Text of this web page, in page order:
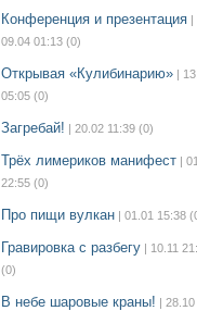
Конференция и презентация |
09.04 01:13 (0)
Открывая «Кулибинарию» |
05:05 (0)
Загребай! | 20.02 11:39 (0)
Трёх лимериков манифест |
22:55 (0)
Про пищи вулкан | 01.01 15:38
Гравировка с разбегу | 10.11
(0)
В небе шаровые краны! | 28.10